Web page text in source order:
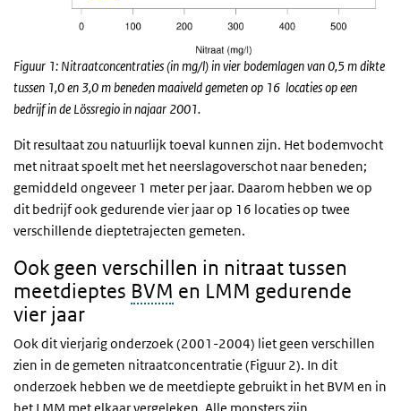
Figuur 1: Nitraatconcentraties (in mg/l) in vier bodemlagen van 0,5 m dikte
tussen 1,0 en 3,0 m beneden maaiveld gemeten op 16 locaties op een
bedrijf in de Lössregio in najaar 2001.
Dit resultaat zou natuurlijk toeval kunnen zijn. Het bodemvocht
met nitraat spoelt met het neerslagoverschot naar beneden;
gemiddeld ongeveer 1 meter per jaar. Daarom hebben we op
dit bedrijf ook gedurende vier jaar op 16 locaties op twee
verschillende dieptetrajecten gemeten.
Ook geen verschillen in nitraat tussen
meetdieptes BVM en LMM gedurende
vier jaar
Ook dit vierjarig onderzoek (2001-2004) liet geen verschillen
zien in de gemeten nitraatconcentratie (Figuur 2). In dit
onderzoek hebben we de meetdiepte gebruikt in het BVM en in
het LMM met elkaar vergeleken. Alle monsters zijn